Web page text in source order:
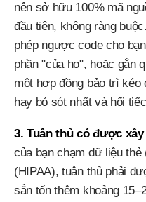
nên sở hữu 100% mã
đầu tiên, không ràng
phép ngược code cho
phần "của họ", hoặc gắn
một hợp đồng bảo trì kéo
hay bỏ sót nhất và hối
3. Tuân thủ có được
của bạn chạm dữ liệu
(HIPAA), tuân thủ phải
sẵn tốn thêm khoảng